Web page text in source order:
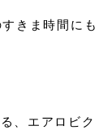
きま時間にも
、エアロビク